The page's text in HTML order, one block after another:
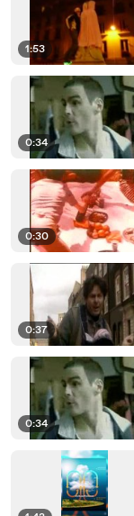
1:53
0:34
0:30
0:37
0:34